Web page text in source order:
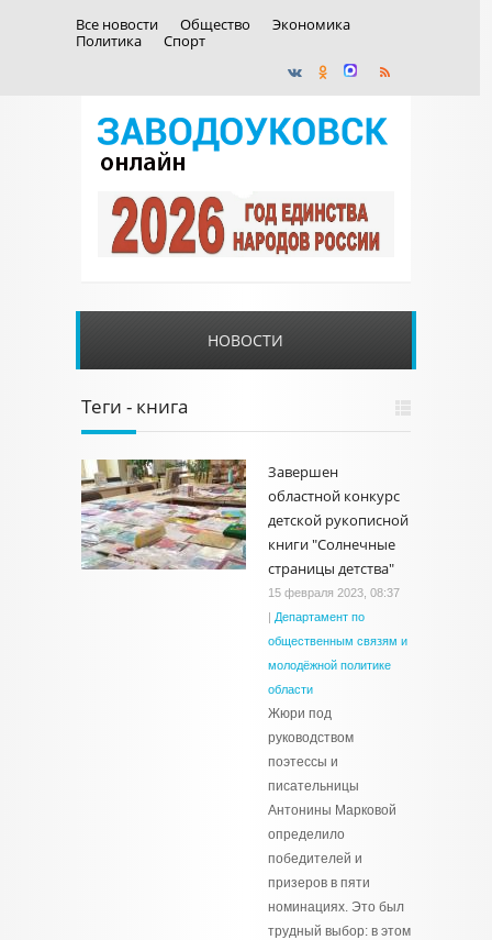
Все новости Общество
Экономика
Политика
Спорт
НОВОСТИ
Теги - книга
Завершен
областной конкурс
детской рукописной
книги "Солнечные
страницы детства"
15 февраля 2023, 08:37
| Департамент по
общественным связям и
молодёжной политике
области
Жюри под
руководством
поэтессы и
писательницы
Антонины Марковой
определило
победителей и
призеров в пяти
номинациях. Это был
трудный выбор: в этом